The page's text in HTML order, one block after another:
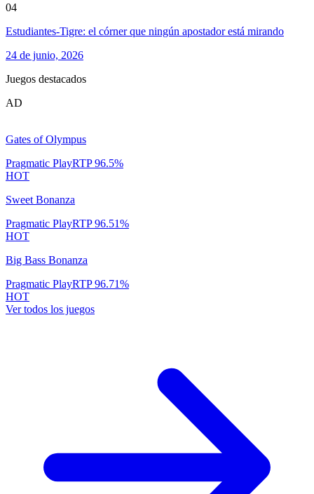
04
Estudiantes-Tigre: el córner que ningún apostador está mirando
24 de junio, 2026
Juegos destacados
AD
Gates of Olympus
Pragmatic PlayRTP96.5%
HOT
Sweet Bonanza
Pragmatic PlayRTP96.51%
HOT
Big Bass Bonanza
Pragmatic PlayRTP96.71%
HOT
Ver todos los juegos